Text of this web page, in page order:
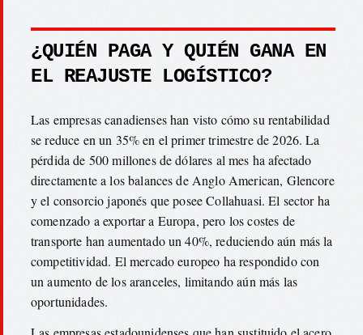
¿QUIÉN PAGA Y QUIÉN GANA EN
EL REAJUSTE LOGÍSTICO?
Las empresas canadienses han visto cómo su rentabilidad
se reduce en un 35% en el primer trimestre de 2026. La
pérdida de 500 millones de dólares al mes ha afectado
directamente a los balances de Anglo American, Glencore
y el consorcio japonés que posee Collahuasi. El sector ha
comenzado a exportar a Europa, pero los costes de
transporte han aumentado un 40%, reduciendo aún más la
competitividad. El mercado europeo ha respondido con
un aumento de los aranceles, limitando aún más las
oportunidades.